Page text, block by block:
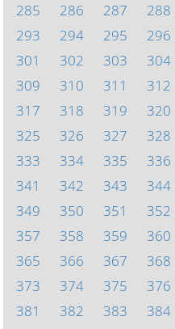
285
286 287 288
293
294 295 296
301
302 303 304
309
310 311 312
317
318 319 320
325
326 327 328
333
334 335 336
341
342 343 344
349
350 351 352
357
358 359 360
365
366 367 368
373
374 375 376
381
382 383 384